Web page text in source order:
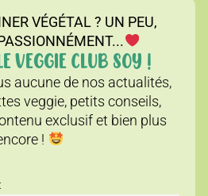
VÉGÉTAL ? UN PEU,
VEGGIE CLUB SOY !
aucune de nos actualités,
veggie, petits conseils,
exclusif et bien plus
!